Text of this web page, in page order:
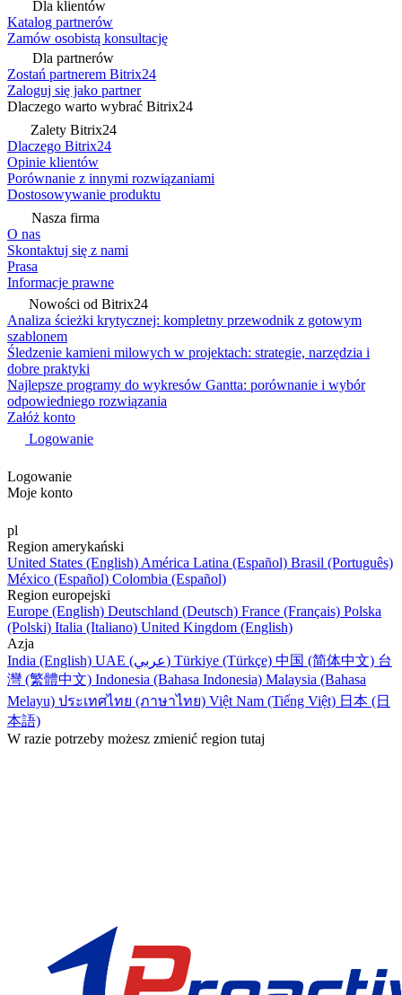
Dla klientów
Katalog partnerów
Zamów osobistą konsultację
Dla partnerów
Zostań partnerem Bitrix24
Zaloguj się jako partner
Dlaczego warto wybrać Bitrix24
Zalety Bitrix24
Dlaczego Bitrix24
Opinie klientów
Porównanie z innymi rozwiązaniami
Dostosowywanie produktu
Nasza firma
O nas
Skontaktuj się z nami
Prasa
Informacje prawne
Nowości od Bitrix24
Analiza ścieżki krytycznej: kompletny przewodnik z gotowym
szablonem
Śledzenie kamieni milowych w projektach: strategie, narzędzia i
dobre praktyki
Najlepsze programy do wykresów Gantta: porównanie i wybór
odpowiedniego rozwiązania
Załóż konto
Logowanie
Logowanie
Moje konto
pl
Region amerykański
United States (English) América Latina (Español) Brasil (Português)
México (Español) Colombia (Español)
Region europejski
Europe (English) Deutschland (Deutsch) France (Français) Polska
(Polski) Italia (Italiano) United Kingdom (English)
Azja
India (English)
UAE (عربي) Türkiye (Türkçe) 中国 (简体中文) 台
灣 (繁體中文) Indonesia (Bahasa Indonesia) Malaysia (Bahasa
Melayu) ประเทศไทย (ภาษาไทย) Việt Nam (Tiếng Việt) 日本 (日
本語)
W razie potrzeby możesz zmienić region tutaj